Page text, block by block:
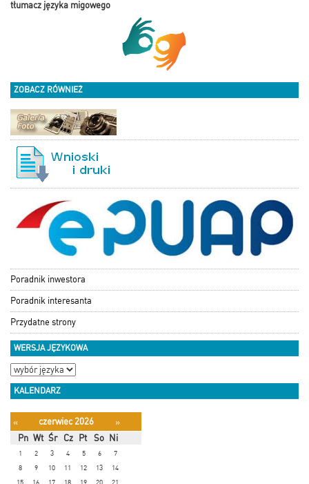
tłumacz języka migowego
ZOBACZ RÓWNIEŻ
Poradnik inwestora
Poradnik interesanta
Przydatne strony
WERSJA JĘZYKOWA
KALENDARZ
« czerwiec 2026
»
Pn Wt Śr Cz Pt So Ni
1 2 3 4 5 6
7
8
9 10 11 12 13
14
15
16 17 18 19 20 21